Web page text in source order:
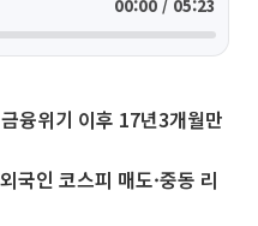
00:00 / 05:23
융위기 이후 17년3개월만
국인 코스피 매도·중동 리